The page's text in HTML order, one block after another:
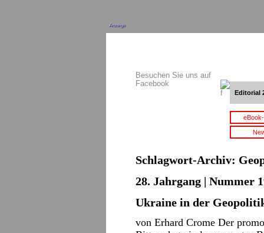
Anzeige
Besuchen Sie uns auf
Facebook
Editorial
Schlagwort-Archiv:
28. Jahrgang | Nummer
Ukraine in der
von Erhard Crome Der